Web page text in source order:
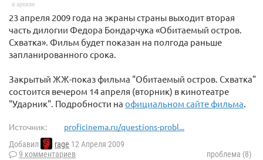
в архиве
23 апреля 2009 года на экраны страны выходит вторая
часть дилогии Федора Бондарчука «Обитаемый остров.
Схватка». Фильм будет показан на полгода раньше
запланированного срока.
Закрытый ЖЖ-показ фильма "Обитаемый остров. Схватка"
состоится вечером 14 апреля (вторник) в кинотеатре
"Ударник". Подробности на официальном сайте фильма.
Источник: proficinema.ru/questions-probl...
Добавил rage 12 Апреля 2009
9 комментариев
проблема (8)